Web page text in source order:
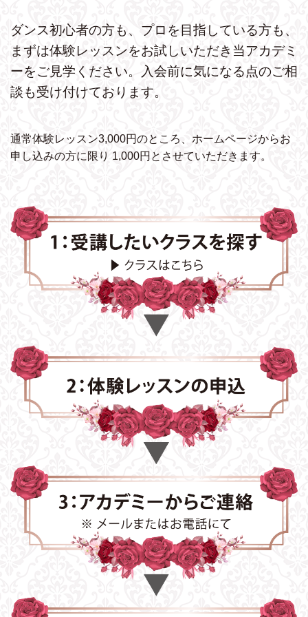
ダンス初心者の方も、プロを目指している方も、
まずは体験レッスンをお試しいただき 当アカデミ
ーをご見学ください。
入会前に気になる点のご相
談も受け付けております。
通常体験レッスン3,000円のところ、ホームページからお
申し込みの方に限り 1,000円とさせていただきます。